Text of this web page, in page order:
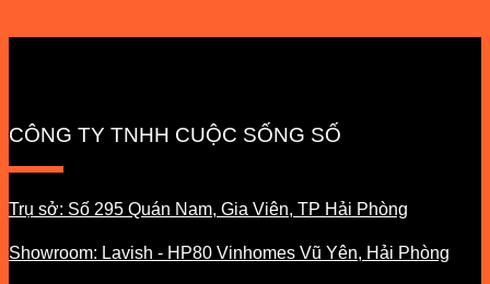
CÔNG TY TNHH CUỘC SỐNG SỐ
Trụ sở: Số 295 Quán Nam, Gia Viên, TP Hải Phòng
Showroom: Lavish - HP80 Vinhomes Vũ Yên, Hải Phòng